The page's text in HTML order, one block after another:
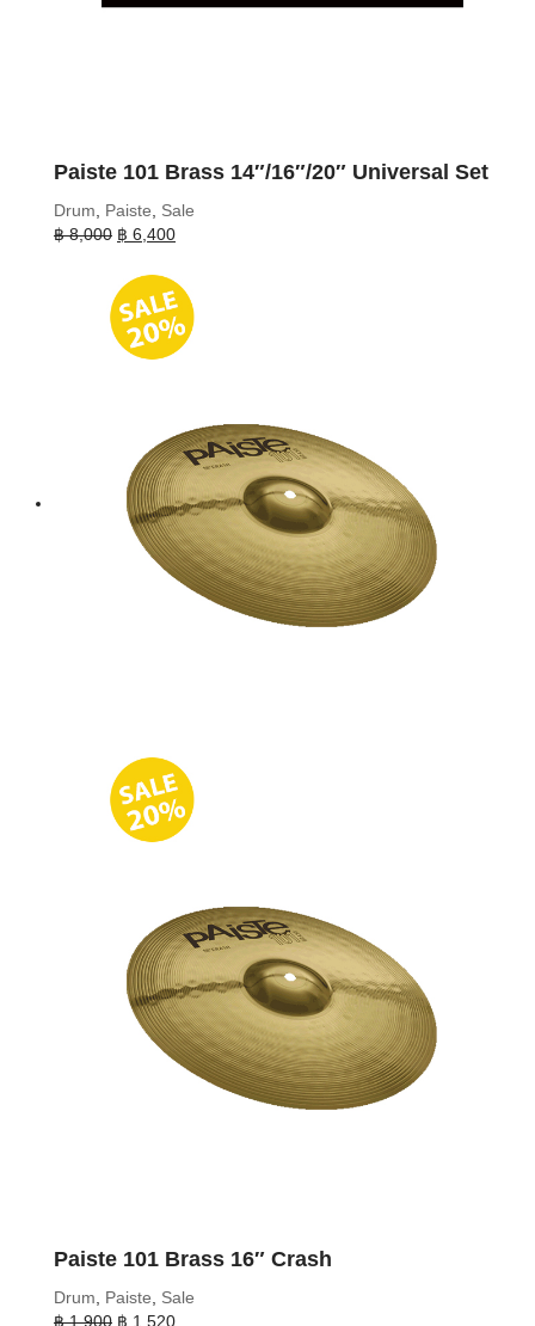
Paiste 101 Brass 14″/16″/20″ Universal Set
Drum Paiste
Sale
฿8,000 Original
was:
฿ 8,000.
฿ 6,400Current
is:
฿ 6,400.
Paiste 101 Brass 16″ Crash
Drum Paiste
Sale
฿1,900 Original
฿ 1,520Current